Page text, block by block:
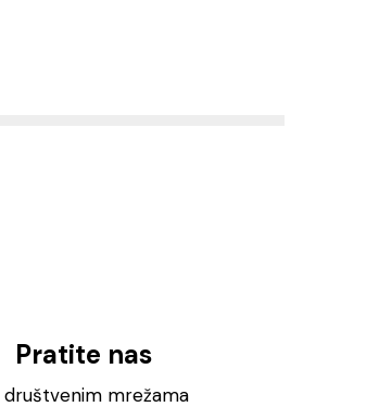
Pratite nas
društvenim mrežama